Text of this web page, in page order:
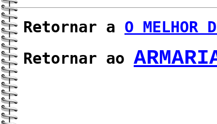
Retornar a O MELHOR
Retornar ao